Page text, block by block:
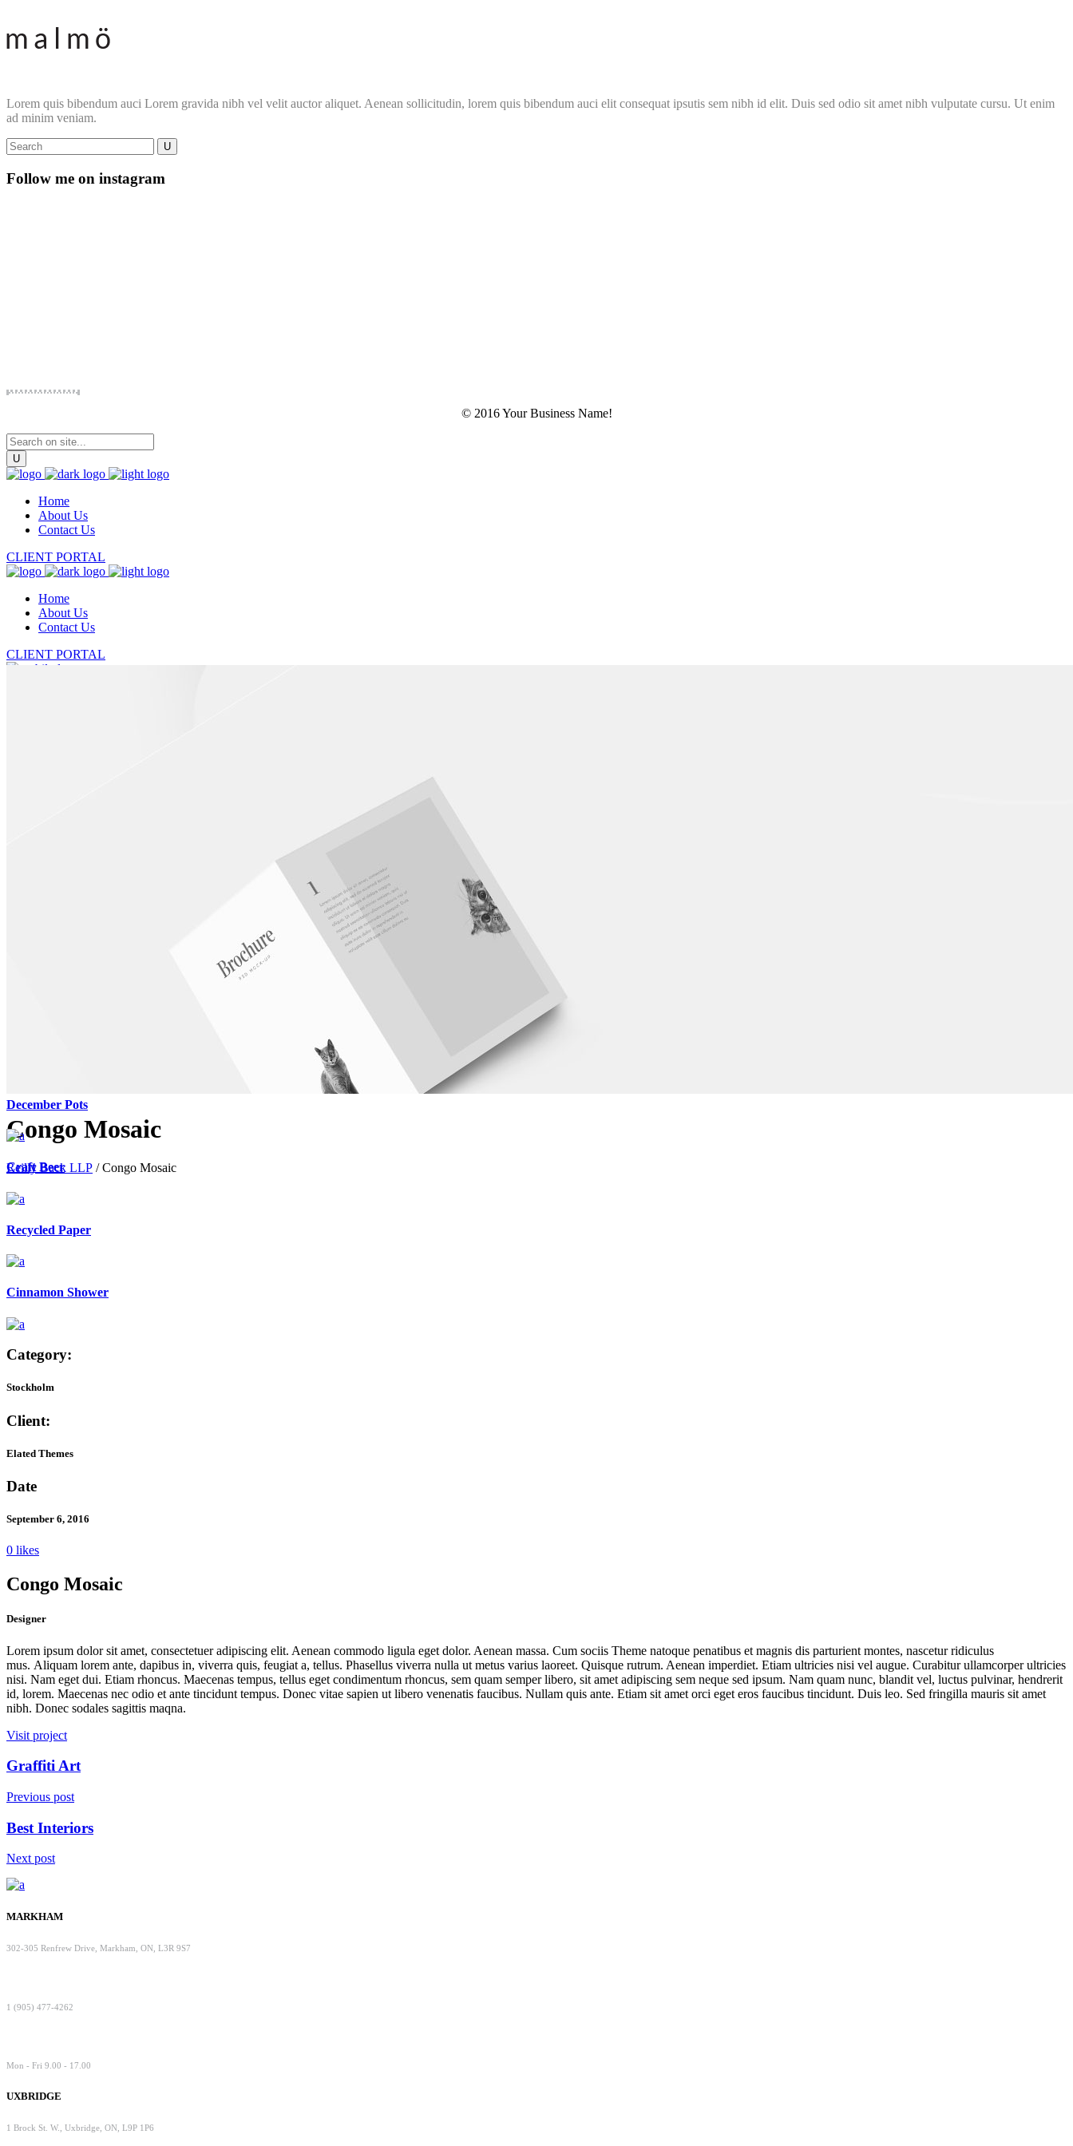
Lorem quis bibendum auci Lorem gravida nibh vel velit auctor aliquet. Aenean sollicitudin, lorem quis bibendum auci elit consequat ipsutis sem nibh id elit. Duis sed odio sit amet nibh vulputate cursu. Ut enim
ad minim veniam.
Follow me on instagram
© 2016 Your Business Name!
Home
About Us
Contact Us
CLIENT PORTAL
Home
About Us
Contact Us
CLIENT PORTAL
Congo Mosaic
Reilly Back LLP /Congo Mosaic
December Pots
Craft Beer
Recycled Paper
Cinnamon Shower
Category:
Stockholm
Client:
Elated Themes
Date
September 6, 2016
0 likes
Congo Mosaic
Designer
Lorem ipsum dolor sit amet, consectetuer adipiscing elit. Aenean commodo ligula eget dolor. Aenean massa. Cum sociis Theme natoque penatibus et magnis dis parturient montes, nascetur ridiculus
mus. Aliquam lorem ante, dapibus in, viverra quis, feugiat a, tellus. Phasellus viverra nulla ut metus varius laoreet. Quisque rutrum. Aenean imperdiet. Etiam ultricies nisi vel augue. Curabitur ullamcorper ultricies
nisi. Nam eget dui. Etiam rhoncus. Maecenas tempus, tellus eget condimentum rhoncus, sem quam semper libero, sit amet adipiscing sem neque sed ipsum. Nam quam nunc, blandit vel, luctus pulvinar, hendrerit
id, lorem. Maecenas nec odio et ante tincidunt tempus. Donec vitae sapien ut libero venenatis faucibus. Nullam quis ante. Etiam sit amet orci eget eros faucibus tincidunt. Duis leo. Sed fringilla mauris sit amet
nibh. Donec sodales sagittis maqna.
Visit project
Graffiti Art
Previous post
Best Interiors
Next post
MARKHAM
302-305 Renfrew Drive, Markham, ON, L3R 9S7
1 (905) 477-4262
Mon - Fri 9.00 - 17.00
UXBRIDGE
1 Brock St. W., Uxbridge, ON, L9P 1P6